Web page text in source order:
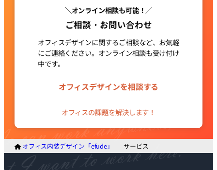
＼オンライン相談も可能！／
ご相談・お問い合わせ
オフィスデザインに関するご相談など、お気軽
にご連絡ください。 オンライン相談も受け付け
中です。
オフィスデザインを相談する
オフィスの課題を解決します！
ル
ン
ク
オフィス内装デザイン「efude」 サービス